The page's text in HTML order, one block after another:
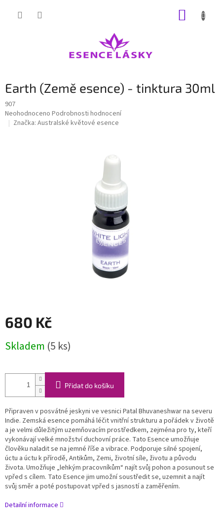
Earth (Země esence) - tinktura 30ml
907
Průměrné
hodnocení
Neohodnoceno Podrobnosti hodnocení
Značka: Australské květové esence
680 Kč
cena:
Skladem (5 ks)
Přidat do košíku
Připraven v posvátné jeskyni ve vesnici Patal Bhuvaneshwar na severu
Indie. Zemská esence pomáhá léčit vnitřní strukturu a pořádek v životě
a je velmi důležitým uzemňovacím prostředkem, zejména pro ty, kteří
vykonávají velké množství duchovní práce. Tato Esence umožňuje
člověku naladit se na jemné říše a vibrace. Podporuje silné spojení,
úctu a úctu k přírodě, Antikům, Zemi, životní síle, životu a původu
života. Umožňuje „lehkým pracovníkům“ najít svůj pohon a posunout se
vpřed s cílem. Tato Esence jim umožní soustředit se, uzemnit a najít
svůj směr a poté postupovat vpřed s jasností a zaměřením.
Detailní informace